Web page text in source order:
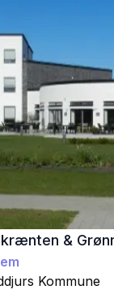
&
Kommune